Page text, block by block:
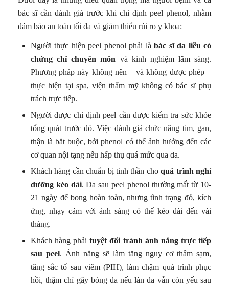
bác sĩ cần đánh giá trước khi chỉ định peel phenol, nhằm
đảm bảo an toàn tối đa và giảm thiểu rủi ro y khoa:
Người thực hiện peel phenol phải làbác sĩ da liễu có
chứng chỉ chuyên môn và kinh nghiệm lâm sàng.
Phương pháp này không nên – và không được phép –
thực hiện tại spa, viện thẩm mỹ không có bác sĩ phụ
trách trực tiếp.
Người được chỉ định peel cần được kiểm tra sức khỏe
tổng quát trước đó. Việc đánh giá chức năng tim, gan,
thận là bắt buộc, bởi phenol có thể ảnh hưởng đến các
cơ quan nội tạng nếu hấp thụ quá mức qua da.
Khách hàng cần chuẩn bị tinh thần choquá trình nghỉ
dưỡng kéo dài. Da sau peel phenol thường mất từ 10-
21 ngày để bong hoàn toàn, nhưng tình trạng đỏ, kích
ứng, nhạy cảm với ánh sáng có thể kéo dài đến vài
tháng.
Khách hàng phảituyệt đối tránh ánh nắng trực tiếp
sau peel. Ánh nắng sẽ làm tăng nguy cơ thâm sạm,
tăng sắc tố sau viêm (PIH), làm chậm quá trình phục
hồi, thậm chí gây bỏng da nếu làn da vẫn còn yếu sau